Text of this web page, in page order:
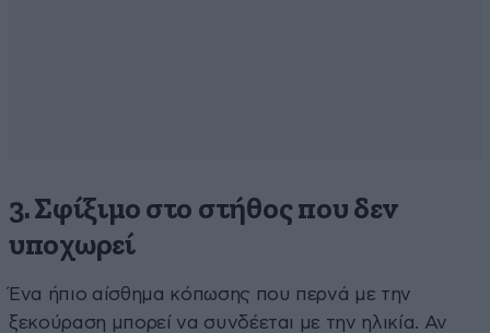
3. Σφίξιμο στο στήθος που δεν
υποχωρεί
Ένα ήπιο αίσθημα κόπωσης που περνά με την
ξεκούραση μπορεί να συνδέεται με την ηλικία. Αν